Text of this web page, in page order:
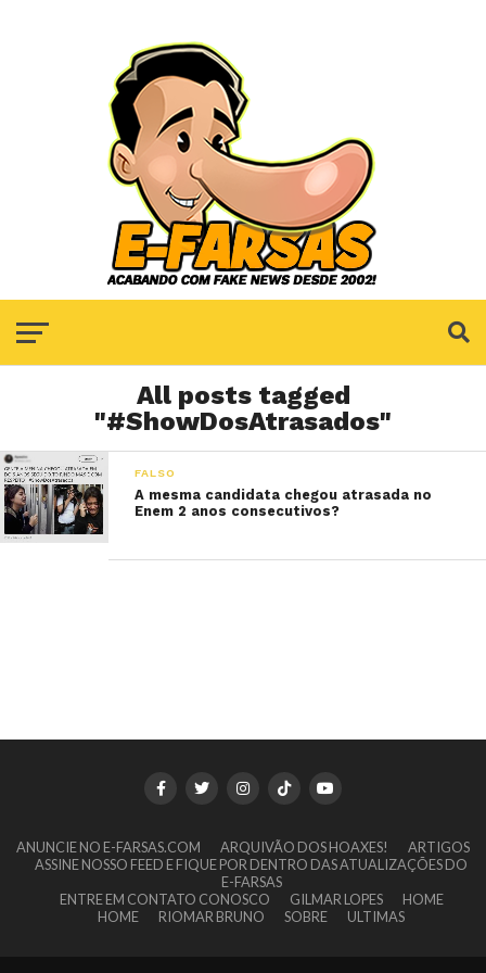
All posts tagged
"#ShowDosAtrasados"
FALSO
A mesma candidata chegou atrasada no
Enem 2 anos consecutivos?
ANUNCIE NO E-FARSAS.COM ARQUIVÃO DOS HOAXES!
ARTIGOS
ASSINE NOSSO FEED E FIQUE POR DENTRO DAS ATUALIZAÇÕES DO
E-FARSAS
ENTRE EM CONTATO CONOSCO
GILMAR LOPES
HOME
HOME
RIOMAR BRUNO SOBRE ULTIMAS